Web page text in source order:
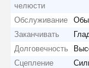
челюсти
Обслуживание
Заканчивать
Долговечность
Сцепление